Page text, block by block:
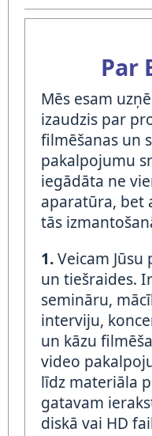
Par
Mēs esam
izaudzis par
filmēšanas un
pakalpojumu
iegādāta ne
aparatūra, bet
tās
1.Veicam
un tiešraides.
semināru,
interviju,
un kāzu
video
līdz materiāla
gatavam
diskā vai HD